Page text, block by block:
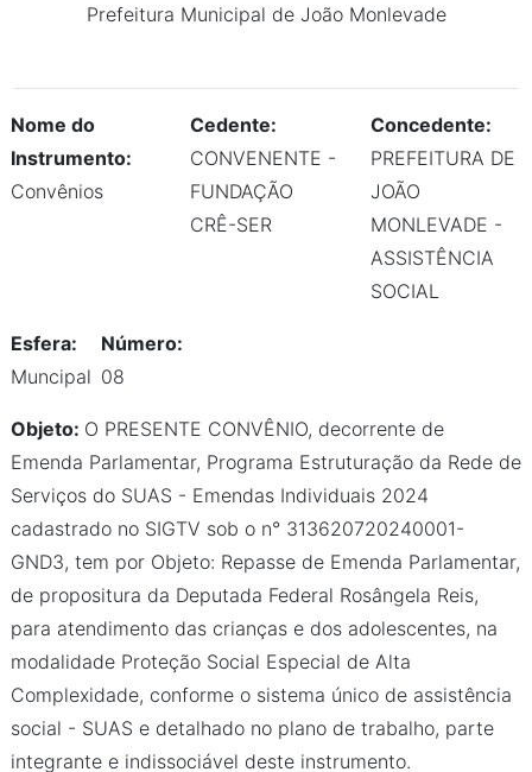
Prefeitura Municipal de João Monlevade
Nome do
Instrumento:
Convênios
Cedente:
CONVENENTE -
FUNDAÇÃO
CRÊ-SER
Concedente:
PREFEITURA DE
JOÃO
MONLEVADE -
ASSISTÊNCIA
SOCIAL
Esfera:
Muncipal
Número:
08
Objeto: O PRESENTE CONVÊNIO, decorrente de
Emenda Parlamentar, Programa Estruturação da Rede de
Serviços do SUAS - Emendas Individuais 2024
cadastrado no SIGTV sob o n° 313620720240001-
GND3, tem por Objeto: Repasse de Emenda Parlamentar,
de propositura da Deputada Federal Rosângela Reis,
para atendimento das crianças e dos adolescentes, na
modalidade Proteção Social Especial de Alta
Complexidade, conforme o sistema único de assistência
social - SUAS e detalhado no plano de trabalho, parte
integrante e indissociável deste instrumento.